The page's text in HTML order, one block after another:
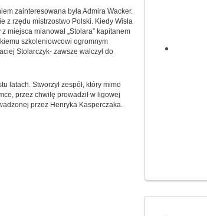
zainteresowana była Admira Wacker.
z rzędu mistrzostwo Polski. Kiedy Wisła
miejsca mianował „Stolara” kapitanem
szkoleniowcowi ogromnym
Stolarczyk- zawsze walczył do
latach. Stworzył zespół, który mimo
przez chwilę prowadził w ligowej
przez Henryka Kasperczaka.